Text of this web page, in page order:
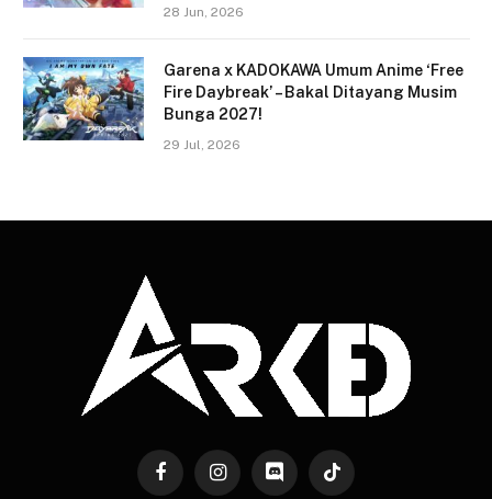
28 Jun, 2026
Garena x KADOKAWA Umum Anime ‘Free
Fire Daybreak’ – Bakal Ditayang Musim
Bunga 2027!
29 Jul, 2026
FacebookInstagramDiscord TikTok